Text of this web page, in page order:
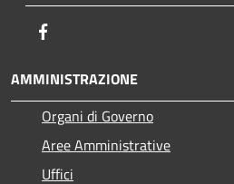
AMMINISTRAZIONE
Organi di Governo
Aree Amministrative
Uffici